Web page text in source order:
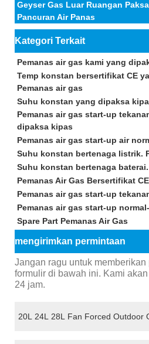
Geyser Gas Luar Ruangan
Pancuran Air Panas
Kategori Terkait
Pemanas air gas kami yang
Temp konstan bersertifikat CE
Pemanas air gas
Suhu konstan yang dipaksa
Pemanas air gas start-up
dipaksa kipas
Pemanas air gas start-up air
Suhu konstan bertenaga listrik.
Suhu konstan bertenaga
Pemanas Air Gas Bersertifikat CE
Pemanas air gas start-up
Pemanas air gas start-up
Spare Part Pemanas Air Gas
mengirimkan permintaan
Jangan ragu untuk
formulir di bawah ini. Kami
24 jam.